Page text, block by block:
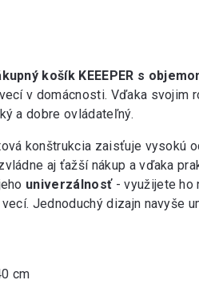
košík KEEEPER s
v domácnosti. Vďaka svojim
a dobre ovládateľný.
konštrukcia zaisťuje vysokú
aj ťažší nákup a vďaka
univerzálnosť - využijete ho
Jednoduchý dizajn navyše
cm